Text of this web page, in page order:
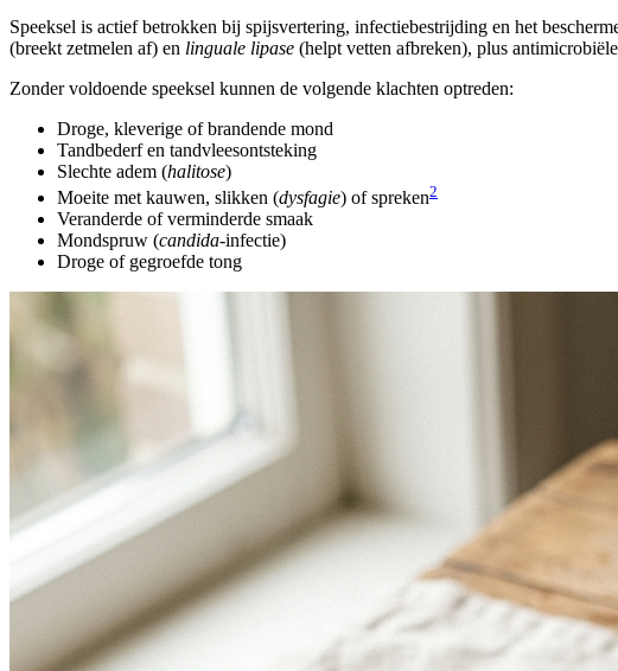
Speeksel is actief betrokken bij spijsvertering, infectiebestrijding en het
(breekt zetmelen af) en linguale lipase (helpt vetten afbreken), plus
Zonder voldoende speeksel kunnen de volgende klachten optreden:
Droge, kleverige of brandende mond
Tandbederf en tandvleesontsteking
Slechte adem (halitose)
Moeite met kauwen, slikken (dysfagie) of spreken2
Veranderde of verminderde smaak
Mondspruw (candida-infectie)
Droge of gegroefde tong